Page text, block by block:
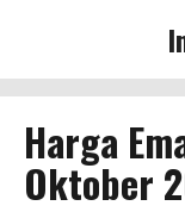
Harga
Oktober